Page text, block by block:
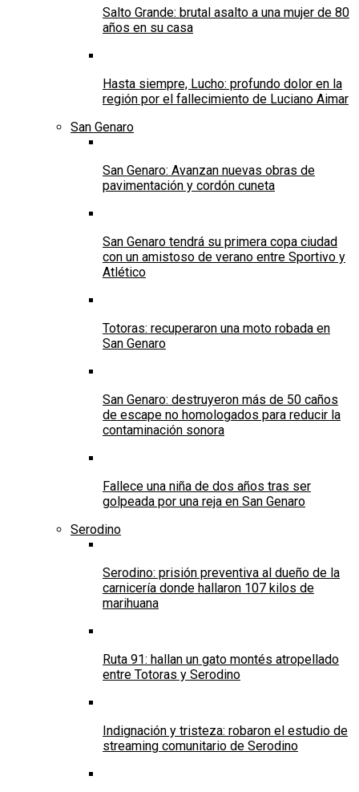
Salto Grande: brutal asalto a una mujer de 80
años en su casa
Hasta siempre, Lucho: profundo dolor en la
región por el fallecimiento de Luciano Aimar
San Genaro
San Genaro: Avanzan nuevas obras de
pavimentación y cordón cuneta
San Genaro tendrá su primera copa ciudad
con un amistoso de verano entre Sportivo y
Atlético
Totoras: recuperaron una moto robada en
San Genaro
San Genaro: destruyeron más de 50 caños
de escape no homologados para reducir la
contaminación sonora
Fallece una niña de dos años tras ser
golpeada por una reja en San Genaro
Serodino
Serodino: prisión preventiva al dueño de la
carnicería donde hallaron 107 kilos de
marihuana
Ruta 91: hallan un gato montés atropellado
entre Totoras y Serodino
Indignación y tristeza: robaron el estudio de
streaming comunitario de Serodino